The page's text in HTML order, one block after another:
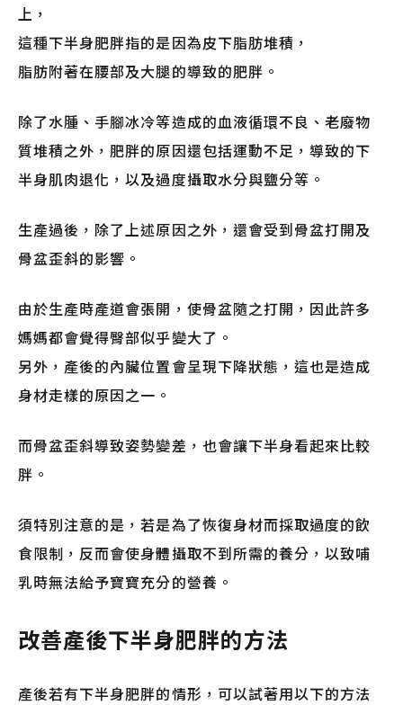
上，
這種下半身肥胖指的是因為皮下脂肪堆積，
脂肪附著在腰部及大腿的導致的肥胖。
除了水腫、手腳冰冷等造成的血液循環不良、老廢物
質堆積之外，肥胖的原因還包括運動不足，導致的下
半身肌肉退化，以及過度攝取水分與鹽分等。
生產過後，除了上述原因之外，還會受到骨盆打開及
骨盆歪斜的影響。
由於生產時產道會張開，使骨盆隨之打開，因此許多
媽媽都會覺得臀部似乎變大了。
另外，產後的內臟位置會呈現下降狀態，這也是造成
身材走樣的原因之一。
而骨盆歪斜導致姿勢變差，也會讓下半身看起來比較
胖。
須特別注意的是，若是為了恢復身材而採取過度的飲
食限制，反而會使身體攝取不到所需的養分，以致哺
乳時無法給予寶寶充分的營養。
改善產後下半身肥胖的方法
產後若有下半身肥胖的情形，可以試著用以下的方法